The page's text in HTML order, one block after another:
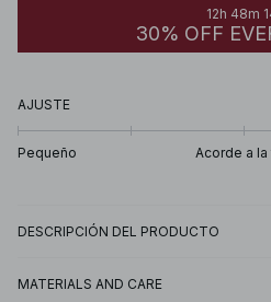
12h 48m
30% OFF
AJUSTE
Pequeño Acorde a la
DESCRIPCIÓN DEL PRODUCTO
MATERIALS AND CARE